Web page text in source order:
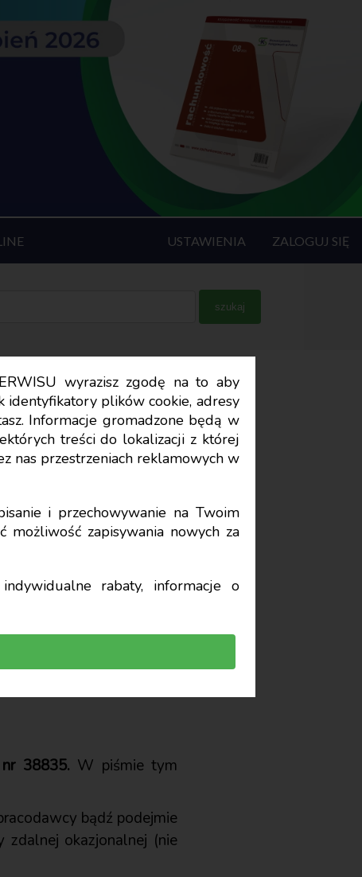
wyrazisz zgodę na to aby
identyfikatory plików cookie, adresy
Informacje gromadzone będą w
treści do lokalizacji z której
nas przestrzeniach reklamowych w
i przechowywanie na Twoim
możliwość zapisywania nowych za
rabaty, informacje o
USTAWIENIA ZALOGUJ SIĘ
Data publikacji: 2023-03-06
24 dni
roku pracownik ma
38835. W piśmie tym
bądź podejmie
zdalnej okazjonalnej (nie